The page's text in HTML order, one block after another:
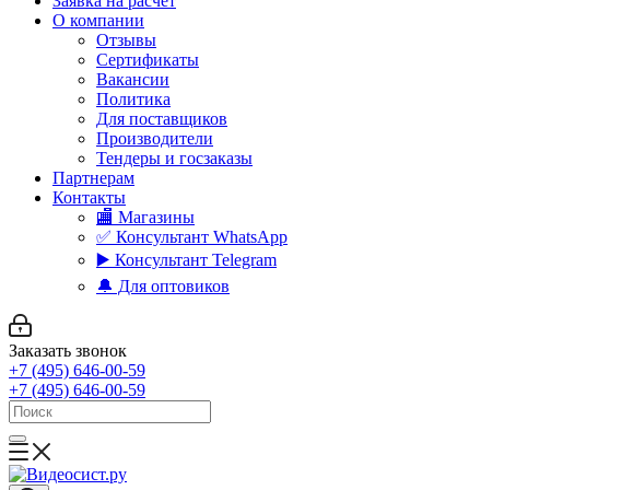
О компании
Отзывы
Сертификаты
Вакансии
Политика
Для поставщиков
Производители
Тендеры и госзаказы
Партнерам
Контакты
🏬 Магазины
✅️ Консультант WhatsApp
▶️ Консультант Telegram
🔔 Для оптовиков
Заказать звонок
+7 (495) 646-00-59
+7 (495) 646-00-59